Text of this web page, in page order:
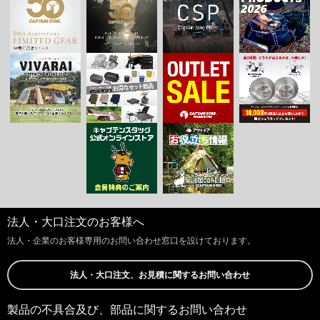
法人・大口注文のお客様へ
法人・企業のお客様専用のお問い合わせ窓口を設けております。
法人・大口注文、お見積に関するお問い合わせ
製品の不具合及び、部品に関するお問い合わせ